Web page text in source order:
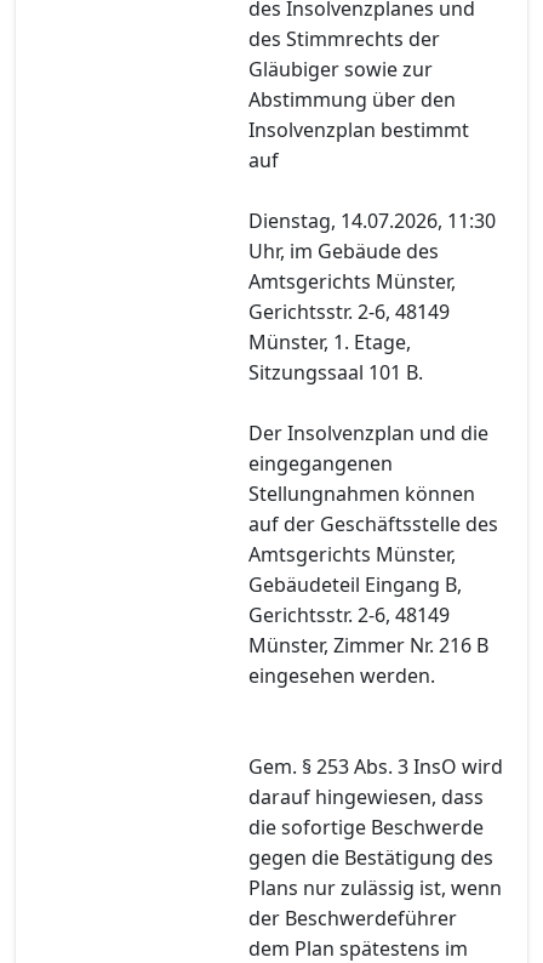
des Insolvenzplanes und
des Stimmrechts der
Gläubiger sowie zur
Abstimmung über den
Insolvenzplan bestimmt
auf
Dienstag, 14.07.2026, 11:30
Uhr, im Gebäude des
Amtsgerichts Münster,
Gerichtsstr. 2-6, 48149
Münster, 1. Etage,
Sitzungssaal 101 B.
Der Insolvenzplan und die
eingegangenen
Stellungnahmen können
auf der Geschäftsstelle des
Amtsgerichts Münster,
Gebäudeteil Eingang B,
Gerichtsstr. 2-6, 48149
Münster, Zimmer Nr. 216 B
eingesehen werden.
Gem. § 253 Abs. 3 InsO wird
darauf hingewiesen, dass
die sofortige Beschwerde
gegen die Bestätigung des
Plans nur zulässig ist, wenn
der Beschwerdeführer
dem Plan spätestens im